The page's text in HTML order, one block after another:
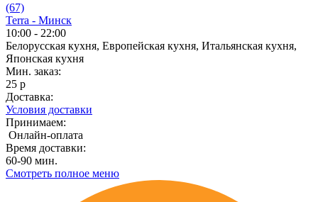
(67)
Terra - Минск
10:00 - 22:00
Белорусская кухня, Европейская кухня, Итальянская кухня,
Японская кухня
Мин. заказ:
25 р
Доставка:
Условия доставки
Принимаем:
Онлайн-оплата
Время доставки:
60-90 мин.
Смотреть полное меню